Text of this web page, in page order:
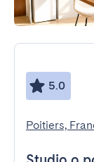
5.0
Poitiers,